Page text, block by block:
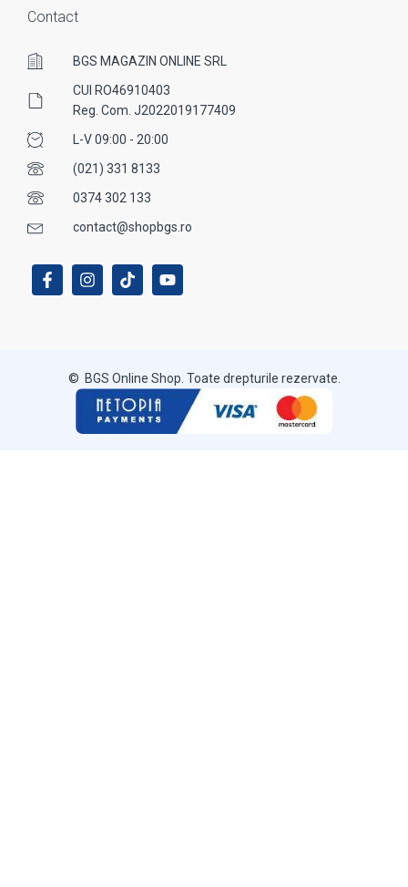
Contact
BGS MAGAZIN ONLINE SRL
CUI RO46910403
Reg. Com. J2022019177409
L-V 09:00 - 20:00
(021) 331 8133
0374 302 133
contact@shopbgs.ro
© BGS Online Shop. Toate drepturile rezervate.